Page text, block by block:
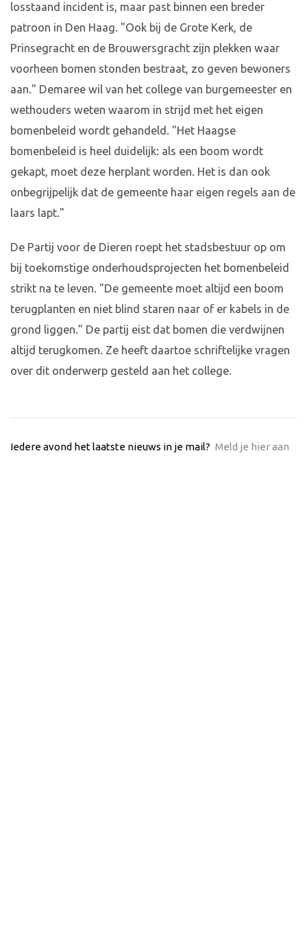
losstaand incident is, maar past binnen een breder
patroon in Den Haag. "Ook bij de Grote Kerk, de
Prinsegracht en de Brouwersgracht zijn plekken waar
voorheen bomen stonden bestraat, zo geven bewoners
aan." Demaree wil van het college van burgemeester en
wethouders weten waarom in strijd met het eigen
bomenbeleid wordt gehandeld. "Het Haagse
bomenbeleid is heel duidelijk: als een boom wordt
gekapt, moet deze herplant worden. Het is dan ook
onbegrijpelijk dat de gemeente haar eigen regels aan de
laars lapt."
De Partij voor de Dieren roept het stadsbestuur op om
bij toekomstige onderhoudsprojecten het bomenbeleid
strikt na te leven. "De gemeente moet altijd een boom
terugplanten en niet blind staren naar of er kabels in de
grond liggen." De partij eist dat bomen die verdwijnen
altijd terugkomen. Ze heeft daartoe schriftelijke vragen
over dit onderwerp gesteld aan het college.
Iedere avond het laatste nieuws in je mail? Meld je hier aan